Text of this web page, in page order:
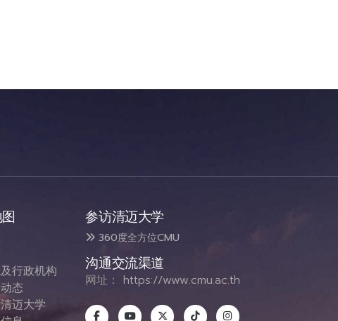
行政机构
态
迈大学
参访清迈大学
360度全方位CMU
沟通交流渠道
网址： https://www.cmu.ac.th